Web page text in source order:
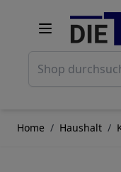
Home / Haushalt /